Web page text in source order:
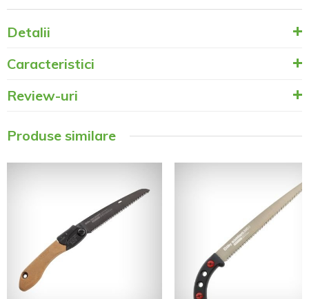
Detalii
Caracteristici
Review-uri
Produse similare